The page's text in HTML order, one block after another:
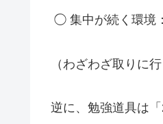
◯ 集中が続く環境
（わざわざ取りに
逆に、勉強道具は